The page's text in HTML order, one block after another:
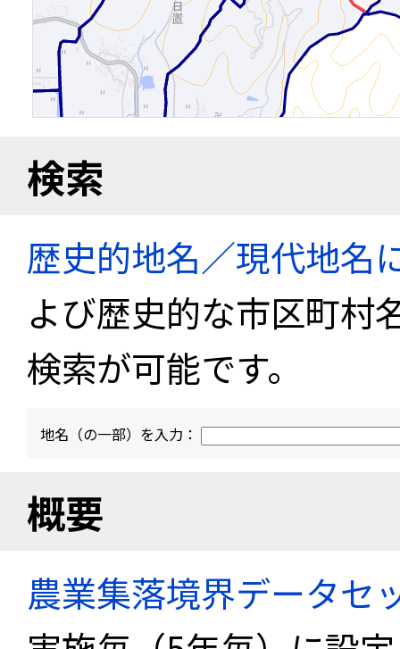
検索
歴史的地名／現代地名
よび歴史的な市区町村
検索が可能です。
地名（の一部）を入力：
概要
農業集落境界データセ